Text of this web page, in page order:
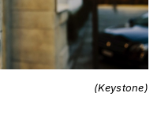
(Keystone)